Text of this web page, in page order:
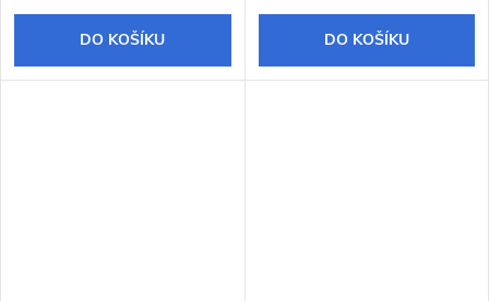
DO KOŠÍKU DO KOŠÍKU